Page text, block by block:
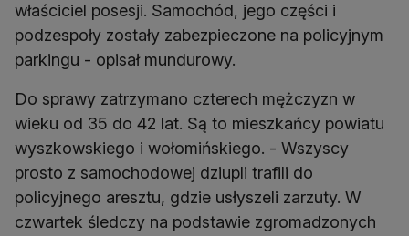
właściciel posesji. Samochód, jego części i
podzespoły zostały zabezpieczone na policyjnym
parkingu - opisał mundurowy.
Do sprawy zatrzymano czterech mężczyzn w
wieku od 35 do 42 lat. Są to mieszkańcy powiatu
wyszkowskiego i wołomińskiego. - Wszyscy
prosto z samochodowej dziupli trafili do
policyjnego aresztu, gdzie usłyszeli zarzuty. W
czwartek śledczy na podstawie zgromadzonych